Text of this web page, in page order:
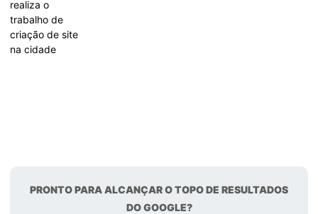
PRONTO PARA ALCANÇAR O TOPO DE RESULTADOS
DO GOOGLE?